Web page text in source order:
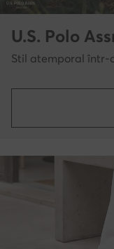
U.S. Polo
Stil atemporal într-